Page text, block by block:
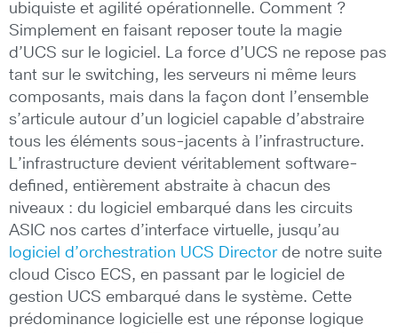
ubiquiste et agilité opérationnelle. Comment ?
Simplement en faisant reposer toute la magie
d’UCS sur le logiciel. La force d’UCS ne repose pas
tant sur le switching, les serveurs ni même leurs
composants, mais dans la façon dont l’ensemble
s’articule autour d’un logiciel capable d’abstraire
tous les éléments sous-jacents à l’infrastructure.
L’infrastructure devient véritablement software-
defined, entièrement abstraite à chacun des
niveaux : du logiciel embarqué dans les circuits
ASIC nos cartes d’interface virtuelle, jusqu’au
logiciel d’orchestration UCS Directorde notre suite
cloud Cisco ECS, en passant par le logiciel de
gestion UCS embarqué dans le système. Cette
prédominance logicielle est une réponse logique